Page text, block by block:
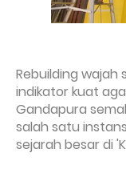
Rebuilding wajah
indikator kuat
Gandapura
salah satu
sejarah besar di